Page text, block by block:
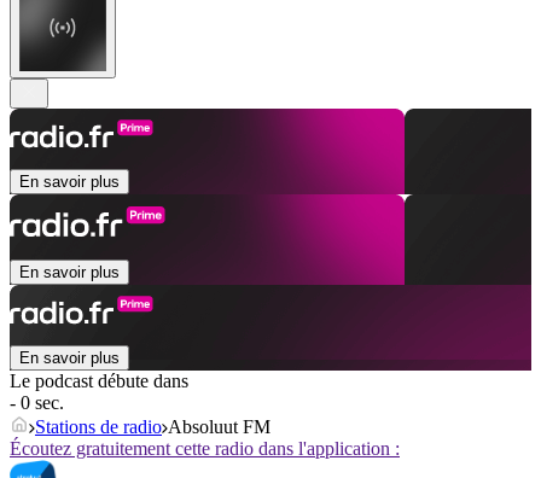
En savoir plus
En savoir plus
En savoir plus
Le podcast débute dans
- 0 sec.
Stations de radio Absoluut FM
Écoutez gratuitement cette radio dans l'application :